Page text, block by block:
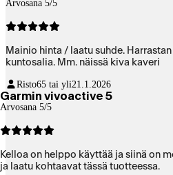
Arvosana 5/5
Mainio hinta / laatu suhde.
kuntosalia. Mm. näissä kiva kaveri
Risto65 tai yli21.1.2026
Garmin vivoactive 5
Arvosana 5/5
Kelloa on helppo käyttää ja siinä on
ja laatu kohtaavat tässä tuotteessa.